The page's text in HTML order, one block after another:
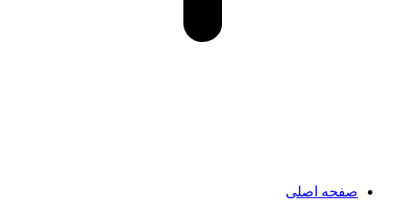
صفحه اصلی